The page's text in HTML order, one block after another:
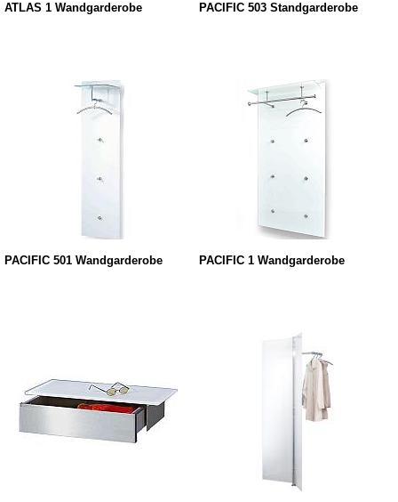
ATLAS 1 Wandgarderobe PACIFIC 503 Standgarderobe
PACIFIC 501 Wandgarderobe PACIFIC 1 Wandgarderobe